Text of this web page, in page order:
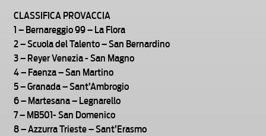
CLASSIFICA PROVACCIA
1 – Bernareggio 99 – La Flora
2 – Scuola del Talento – San Bernardino
3 – Reyer Venezia - San Magno
4 – Faenza – San Martino
5 – Granada – Sant’Ambrogio
6 – Martesana – Legnarello
7 – MB501- San Domenico
8 – Azzurra Trieste – Sant’Erasmo